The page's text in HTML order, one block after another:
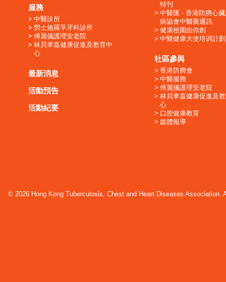
服務
中醫診所
勞士施羅孚牙科診所
傅麗儀護理安老院
林貝聿嘉健康促進及教育中
心
最新消息
活動預告
活動紀要
特刊
中醫匯 - 香港防癆心
病協會中醫藥通訊
健康校園由你創
中醫健康大使培训計劃
社區參與
香港防癆會
中醫服務
傅麗儀護理安老院
林貝聿嘉健康促進及
心
口腔健康教育
媒體報導
© 2026 Hong Kong Tuberculosis, Chest and Heart Diseases Association.